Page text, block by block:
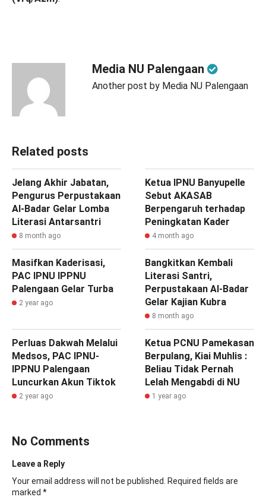
Media NU Palengaan
Another post by Media NU Palengaan
Related posts
Jelang Akhir Jabatan,
Pengurus Perpustakaan
Al-Badar Gelar Lomba
Literasi Antarsantri
8 month ago
‎Ketua IPNU Banyupelle
Sebut AKASAB
Berpengaruh terhadap
Peningkatan Kader
4 month ago
Masifkan Kaderisasi,
PAC IPNU IPPNU
Palengaan Gelar Turba
2 year ago
Bangkitkan Kembali
Literasi Santri,
Perpustakaan Al-Badar
Gelar Kajian Kubra
8 month ago
Perluas Dakwah Melalui
Medsos, PAC IPNU-
IPPNU Palengaan
Luncurkan Akun Tiktok
2 year ago
Ketua PCNU Pamekasan
Berpulang, Kiai Muhlis :
Beliau Tidak Pernah
Lelah Mengabdi di NU
1 year ago
No Comments
Leave a Reply
Your email address will not be published.
Required fields are
marked *